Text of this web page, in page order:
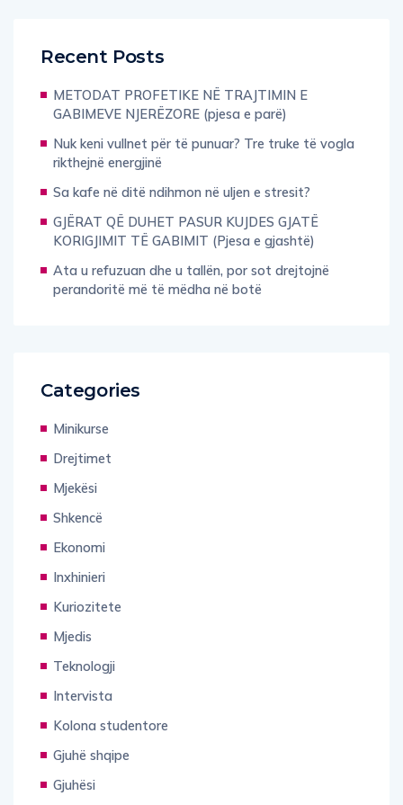
Recent Posts
METODAT PROFETIKE NË TRAJTIMIN E
GABIMEVE NJERËZORE (pjesa e parë)
Nuk keni vullnet për të punuar? Tre truke të vogla
rikthejnë energjinë
Sa kafe në ditë ndihmon në uljen e stresit?
GJËRAT QË DUHET PASUR KUJDES GJATË
KORIGJIMIT TË GABIMIT (Pjesa e gjashtë)
Ata u refuzuan dhe u tallën, por sot drejtojnë
perandoritë më të mëdha në botë
Categories
Minikurse
Drejtimet
Mjekësi
Shkencë
Ekonomi
Inxhinieri
Kuriozitete
Mjedis
Teknologji
Intervista
Kolona studentore
Gjuhë shqipe
Gjuhësi